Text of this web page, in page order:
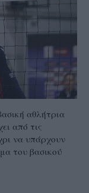
αθλήτρια
από τις
να υπάρχουν
του βασικού